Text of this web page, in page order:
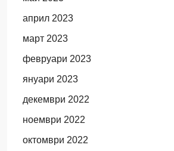
април 2023
март 2023
февруари 2023
януари 2023
декември 2022
ноември 2022
октомври 2022